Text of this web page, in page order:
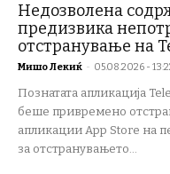
Недозволена
предизвика
отстранување на
Мишо Лекиќ - 05.08.2026 -
Познатата апликација
беше привремено
апликации App Store на
за отстранувањето...